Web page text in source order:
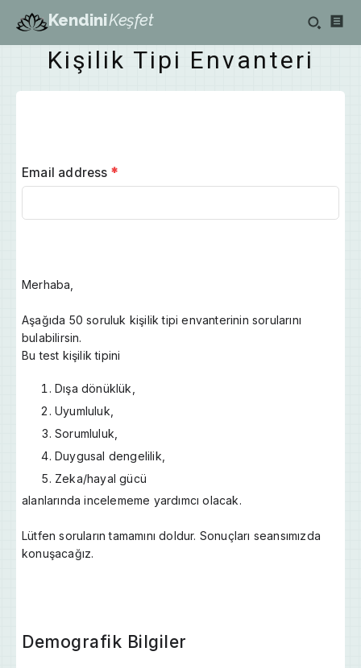
KendiniKeşfet
Kişilik Tipi Envanteri
Email address *
Merhaba,
Aşağıda 50 soruluk kişilik tipi envanterinin sorularını
bulabilirsin.
Bu test kişilik tipini
Dışa dönüklük,
Uyumluluk,
Sorumluluk,
Duygusal dengelilik,
Zeka/hayal gücü
alanlarında incelememe yardımcı olacak.
Lütfen soruların tamamını doldur. Sonuçları seansımızda
konuşacağız.
Demografik Bilgiler